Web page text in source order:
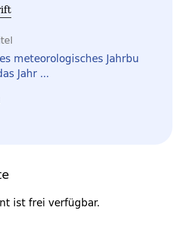
meteorologisches Jahrbu
Jahr ...
ist frei verfügbar.